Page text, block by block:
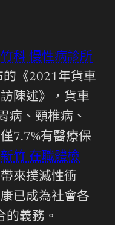
竹科 慢性病診所
的《2021年貨車
陳述》，貨車
病、頸椎病、
7.7%有醫療保
新竹 在職體檢
來撲滅性衝
已成為社會各
的義務。